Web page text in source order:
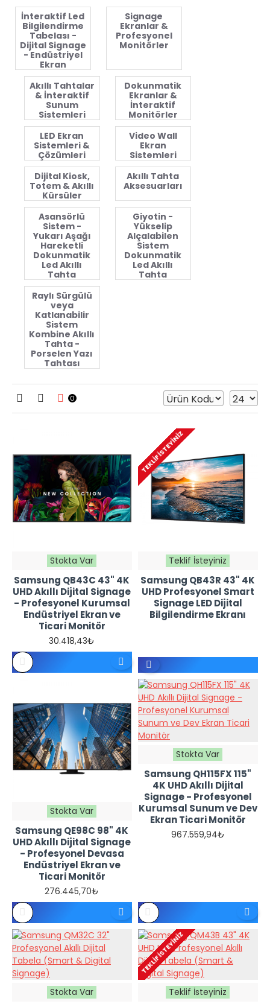
İnteraktif Led
Bilgilendirme
Tabelası -
Dijital Signage
- Endüstriyel
Ekran
Signage
Ekranlar &
Profesyonel
Monitörler
Akıllı Tahtalar
& İnteraktif
Sunum
Sistemleri
Dokunmatik
Ekranlar &
İnteraktif
Monitörler
LED Ekran
Sistemleri &
Çözümleri
Video Wall
Ekran
Sistemleri
Dijital Kiosk,
Totem & Akıllı
Kürsüler
Akıllı Tahta
Aksesuarları
Asansörlü
Sistem -
Yukarı Aşağı
Hareketli
Dokunmatik
Led Akıllı
Tahta
Giyotin -
Yükselip
Alçalabilen
Sistem
Dokunmatik
Led Akıllı
Tahta
Raylı Sürgülü
veya
Katlanabilir
Sistem
Kombine Akıllı
Tahta -
Porselen Yazı
Tahtası
0
REFERANS
FIYATTIR -
TEKLIF
İSTEYINIZ
Stokta Var
Samsung QB43C 43" 4K
UHD Akıllı Dijital Signage
- Profesyonel Kurumsal
Endüstriyel Ekran ve
Ticari Monitör
30.418,43₺
TEKLIF İSTEYINIZ
Teklif İsteyiniz
Samsung QB43R 43" 4K
UHD Profesyonel Smart
Signage LED Dijital
Bilgilendirme Ekranı
REFERANS
FIYATTIR -
TEKLIF
İSTEYINIZ
Stokta Var
Samsung QE98C 98" 4K
UHD Akıllı Dijital Signage
- Profesyonel Devasa
Endüstriyel Ekran ve
Ticari Monitör
276.445,70₺
REFERANS
Stokta Var
Samsung QH115FX 115"
4K UHD Akıllı Dijital
Signage - Profesyonel
Kurumsal Sunum ve Dev
Ekran Ticari Monitör
967.559,94₺
Stokta Var
TEKLIF İSTEYINIZ
Teklif İsteyiniz